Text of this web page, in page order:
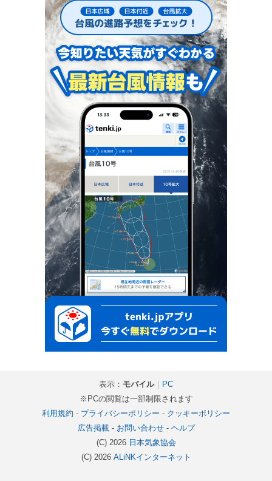
表示： モバイル｜ PC
※PCの閲覧は一部制限されます
利用規約 - プライバシーポリシー - クッキーポリシー
広告掲載- お問い合わせ- ヘルプ
(C) 2026 日本気象協会
(C) 2026 ALiNKインターネット